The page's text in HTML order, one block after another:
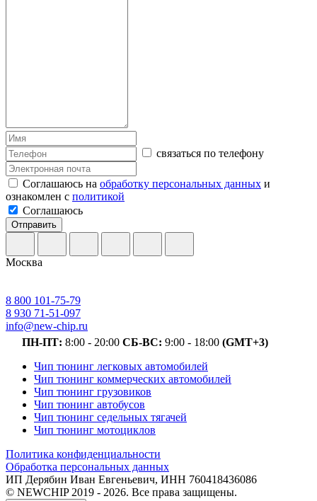
связаться по телефону
Соглашаюсь на обработку персональных данных и
ознакомлен с политикой
Соглашаюсь
Отправить
Москва
8 800 101-75-79
8 930 71-51-097
info@new-chip.ru
ПН-ПТ: 8:00 - 20:00 СБ-ВС: 9:00 - 18:00 (GMT+3)
Чип тюнинг легковых автомобилей
Чип тюнинг коммерческих автомобилей
Чип тюнинг грузовиков
Чип тюнинг автобусов
Чип тюнинг седельных тягачей
Чип тюнинг мотоциклов
Политика конфиденциальности
Обработка персональных данных
ИП Дерябин Иван Евгеньевич, ИНН 760418436086
© NEWCHIP 2019 - 2026. Все права защищены.